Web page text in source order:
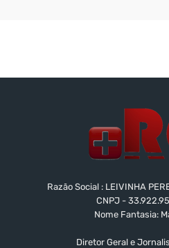
Razão Social : LEIVINHA
CNPJ -
Nome Fantasia:
Diretor Geral e